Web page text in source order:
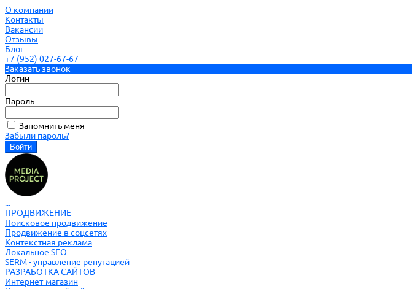
О компании
Контакты
Вакансии
Отзывы
Блог
+7 (952) 027-67-67
Заказать звонок
Логин
Пароль
Запомнить меня
Забыли пароль?
...
ПРОДВИЖЕНИЕ
Поисковое продвижение
Продвижение в соцсетях
Контекстная реклама
Локальное SEO
SERM - управление репутацией
РАЗРАБОТКА САЙТОВ
Интернет-магазин